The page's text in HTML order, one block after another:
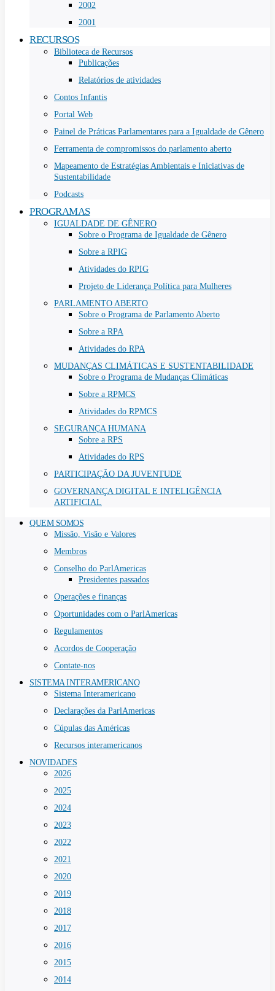
2002
2001
RECURSOS
Biblioteca de Recursos
Publicações
Relatórios de atividades
Contos Infantis
Portal Web
Painel de Práticas Parlamentares para a Igualdade de Gênero
Ferramenta de compromissos do parlamento aberto
Mapeamento de Estratégias Ambientais e Iniciativas de
Sustentabilidade
Podcasts
PROGRAMAS
IGUALDADE DE GÊNERO
Sobre o Programa de Igualdade de Gênero
Sobre a RPIG
Atividades do RPIG
Projeto de Liderança Política para Mulheres
PARLAMENTO ABERTO
Sobre o Programa de Parlamento Aberto
Sobre a RPA
Atividades do RPA
MUDANÇAS CLIMÁTICAS E SUSTENTABILIDADE
Sobre o Programa de Mudanças Climáticas
Sobre a RPMCS
Atividades do RPMCS
SEGURANÇA HUMANA
Sobre a RPS
Atividades do RPS
PARTICIPAÇÃO DA JUVENTUDE
GOVERNANÇA DIGITAL E INTELIGÊNCIA
ARTIFICIAL
QUEM SOMOS
Missão, Visão e Valores
Membros
Conselho do ParlAmericas
Presidentes passados
Operações e finanças
Oportunidades com o ParlAmericas
Regulamentos
Acordos de Cooperação
Contate-nos
SISTEMA INTERAMERICANO
Sistema Interamericano
Declarações da ParlAmericas
Cúpulas das Américas
Recursos interamericanos
NOVIDADES
2026
2025
2024
2023
2022
2021
2020
2019
2018
2017
2016
2015
2014